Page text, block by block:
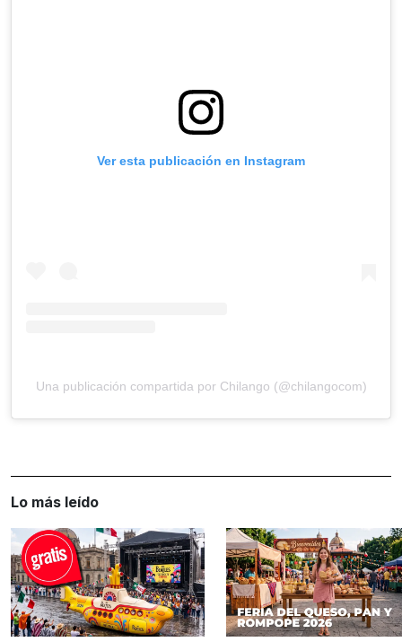
Ver esta publicación en Instagram
Una publicación compartida por Chilango (@chilangocom)
Lo más leído